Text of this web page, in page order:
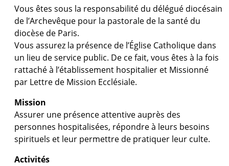
Vous êtes sous la responsabilité du délégué diocésain
de l’Archevêque pour la pastorale de la santé du
diocèse de Paris.
Vous assurez la présence de l’Église Catholique dans
un lieu de service public. De ce fait, vous êtes à la fois
rattaché à l’établissement hospitalier et Missionné
par Lettre de Mission Ecclésiale.
Mission
Assurer une présence attentive auprès des
personnes hospitalisées, répondre à leurs besoins
spirituels et leur permettre de pratiquer leur culte.
Activités